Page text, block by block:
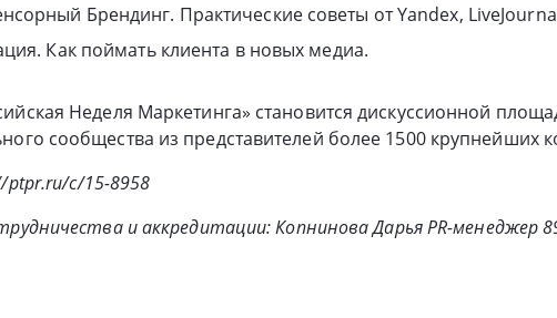
Брендинг. Практические советы от Yandex,
Как поймать клиента в новых медиа.
Неделя Маркетинга» становится дискуссионной
сообщества из представителей более 1500 крупнейших
c/15-8958
и аккредитации: Копнинова Дарья PR-менеджер